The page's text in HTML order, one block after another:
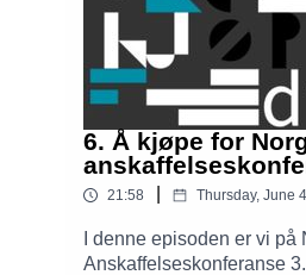
6. Å kjøpe for
21:58 Thursday, June
I denne episoden er vi på
Anskaffelseskonferanse